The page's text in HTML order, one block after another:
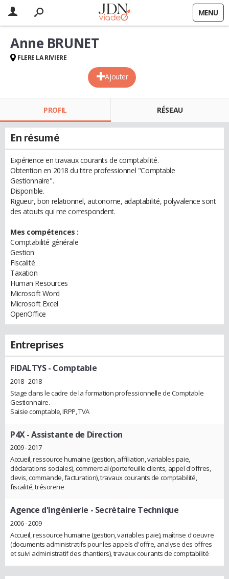
MENU
Ajouter
Anne BRUNET
FLERE LA RIVIERE
PROFIL RÉSEAU
En résumé
Expérience en travaux courants de comptabilité.
Obtention en 2018 du titre professionnel "Comptable
Gestionnaire".
Disponible.
Rigueur, bon relationnel, autonome, adaptabilité, polyvalence sont
des atouts qui me correspondent.
Mes compétences :
Comptabilité générale
Gestion
Fiscalité
Taxation
Human Resources
Microsoft Word
Microsoft Excel
OpenOffice
Entreprises
FIDALTYS- Comptable
2018 - 2018
Stage dans le cadre de la formation professionnelle de Comptable
Gestionnaire.
Saisie comptable, IRPP, TVA
P4X- Assistante de Direction
2009 - 2017
Accueil, ressource humaine (gestion, affiliation, variables paie,
déclarations sociales), commercial (portefeuille clients, appel d'offres,
devis, commande, facturation), travaux courants de comptabilité,
fiscalité, trésorerie
Agence d'Ingénierie - Secrétaire Technique
2006 - 2009
Accueil, ressource humaine (gestion, variables paie), maîtrise d'oeuvre
(documents administratifs pour les appels d'offre, analyse des offres
et suivi administratif des chantiers), travaux courants de comptabilité